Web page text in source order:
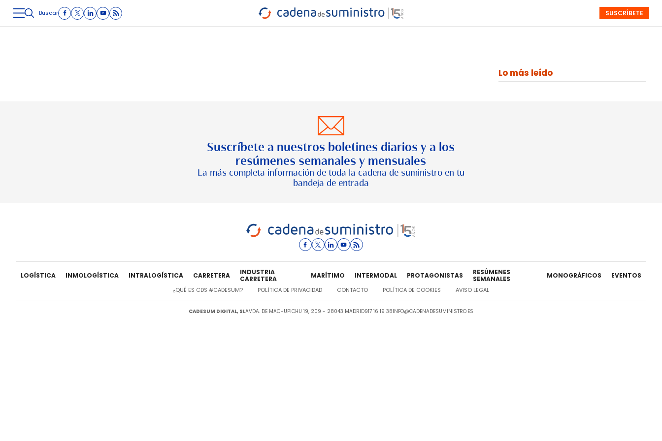
LOGÍSTICA INMOLOGÍSTICA INTRALOGÍSTICA CARRETERA
CARRETERA
MARÍTIMO INTERMODAL PROTAGONISTAS
SEMANALES
MONOGRÁFICOS EVENTOS
SUSCRÍBETE
Buscar
Lo más leído
Suscríbete a nuestros boletines diarios y a los
resúmenes semanales y mensuales
La más completa información de toda la cadena de suministro en tu
bandeja de entrada
LOGÍSTICA INMOLOGÍSTICA INTRALOGÍSTICA CARRETERA
INDUSTRIA
CARRETERA
MARÍTIMO INTERMODAL PROTAGONISTAS
RESÚMENES
SEMANALES
MONOGRÁFICOS EVENTOS
¿QUÉ ES CDS #CADESUM? POLÍTICA DE PRIVACIDAD CONTACTO POLÍTICA DE COOKIES AVISO LEGAL
CADESUM DIGITAL, SLAVDA. DE MACHUPICHU 19, 209 - 28043 MADRID917 16 19 38INFO@CADENADESUMINISTRO.ES